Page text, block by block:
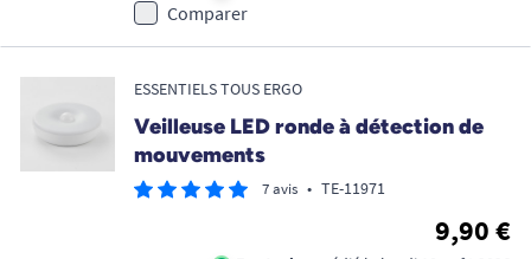
Comparer
ESSENTIELS TOUS ERGO
Veilleuse LED ronde à détection de
mouvements
7 avis • TE-11971
9,90 €